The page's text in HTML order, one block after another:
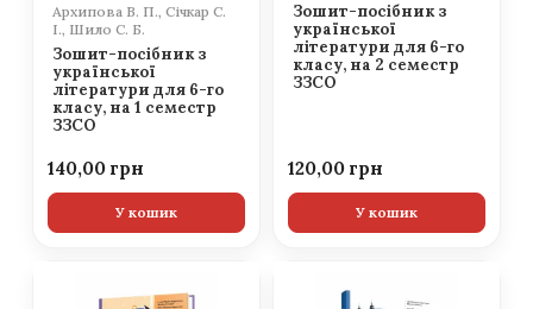
Архипова В. П., Січкар С.
І., Шило С. Б.
Зошит-посібник з
української
літератури для 6-го
класу, на 1 семестр
ЗЗСО
140,00
У кошик
Зошит-посібник з
української
літератури для 6-го
класу, на 2 семестр
ЗЗСО
120,00
У кошик